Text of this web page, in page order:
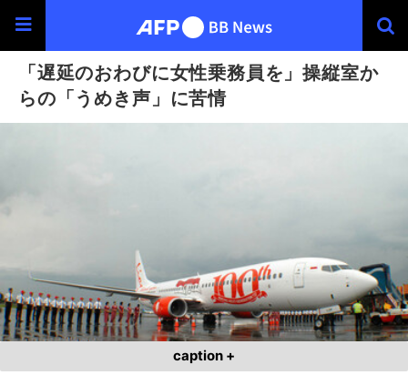
「遅延のおわびに女性乗務員を」操縦室か
らの「うめき声」に苦情
caption +